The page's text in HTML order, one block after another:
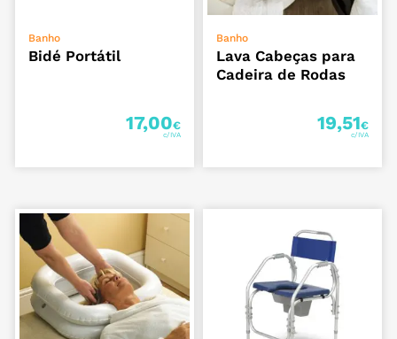
Banho
Bidé Portátil
17,00€
Banho
Lava Cabeças para
Cadeira de Rodas
19,51€